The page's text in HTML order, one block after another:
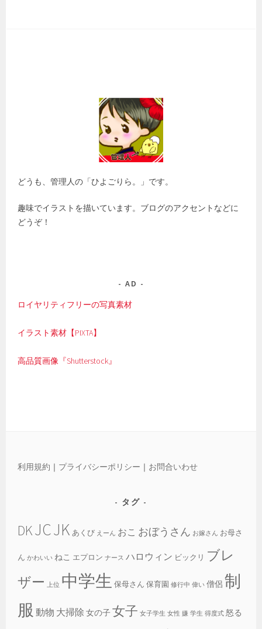
どうも、管理人の「ひよごりら。」です。
趣味でイラストを描いています。ブログのアクセントなどに
どうぞ！
AD
ロイヤリティフリーの写真素材
イラスト素材【PIXTA】
高品質画像『Shutterstock』
利用規約 ｜ プライバシーポリシー ｜ お問合いわせ
タグ
DKJCJK あくび えーん おこ おぼうさん お嫁さん お母さ
ん かわいい ねこ エプロン ナース ハロウィン ビックリ ブレ
ザー 上位 中学生 保母さん 保育園 修行中 偉い 僧侶 制
服 動物 大掃除 女の子女子 女子学生 女性 嫌 学生 得度式 怒る